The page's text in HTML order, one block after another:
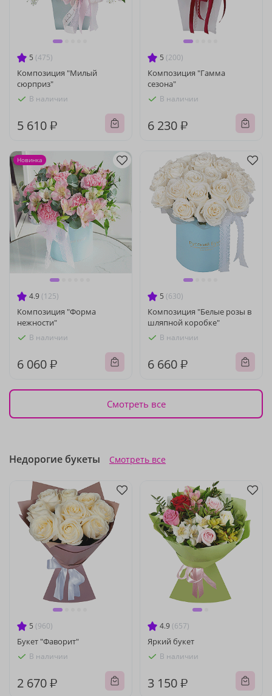
5 (475)
Композиция "Милый
сюрприз"
В наличии
5 610 ₽
5 (200)
Композиция "Гамма
сезона"
В наличии
6 230 ₽
4.9 (125)
Композиция "Форма
нежности"
В наличии
6 060 ₽
Новинка
5 (630)
Композиция "Белые розы в
шляпной коробке"
В наличии
6 660 ₽
Смотреть все
Недорогие букеты Смотреть все
5 (960)
Букет "Фаворит"
В наличии
2 670 ₽
4.9 (657)
Яркий букет
В наличии
3 150 ₽